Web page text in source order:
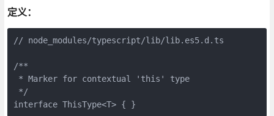
定义：
// node_modules/typescript/lib/lib.es5.d.ts
/**
* Marker for contextual 'this' type
*/